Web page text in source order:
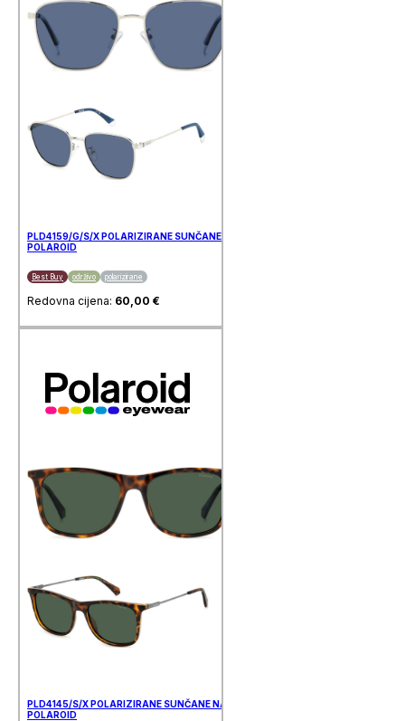
PLD4159/G/S/X POLARIZIRANE SUNČANE NAOČALE
POLAROID
Best Buy održivo polarizirane
Redovna cijena: 60,00 €
PLD4145/S/X POLARIZIRANE SUNČANE NAOČALE
POLAROID